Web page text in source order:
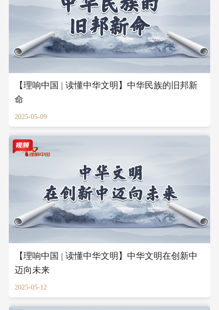
【理响中国 | 读懂中华文明】中华民族的旧邦新
命
2025-05-09
【理响中国 | 读懂中华文明】中华文明在创新中
迈向未来
2025-05-12